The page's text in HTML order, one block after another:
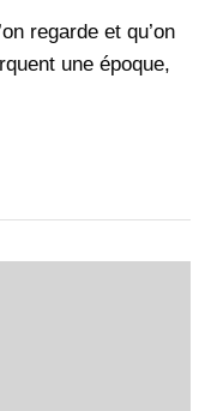
regarde et qu’on
une époque,